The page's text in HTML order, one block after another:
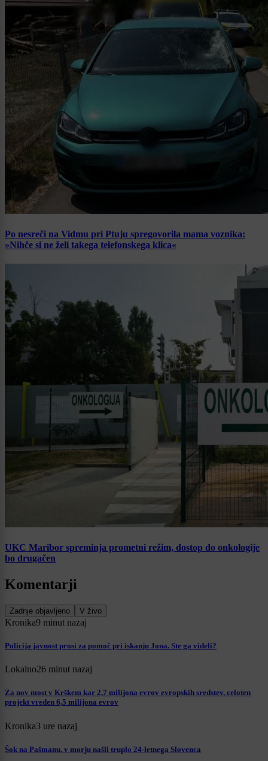
Po nesreči na Vidmu pri Ptuju spregovorila mama voznika:
»Nihče si ne želi takega telefonskega klica«
UKC Maribor spreminja prometni režim, dostop do onkologije
bo drugačen
Komentarji
Zadnje objavljeno V živo
Kronika9 minut nazaj
Policija javnost prosi za pomoč pri iskanju Jona. Ste ga videli?
Lokalno26 minut nazaj
Za nov most v Krškem kar 2,7 milijona evrov evropskih sredstev, celoten
projekt vreden 6,5 milijona evrov
Kronika3 ure nazaj
Šok na Pašmanu, v morju našli truplo 24-letnega Slovenca